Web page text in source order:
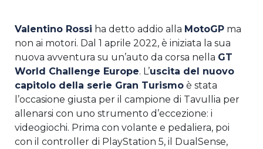
Valentino Rossi ha detto addio alla MotoGP ma
non ai motori. Dal 1 aprile 2022, è iniziata la sua
nuova avventura su un’auto da corsa nella GT
World Challenge Europe. L’uscita del nuovo
capitolo della serie Gran Turismo è stata
l’occasione giusta per il campione di Tavullia per
allenarsi con uno strumento d’eccezione: i
videogiochi. Prima con volante e pedaliera, poi
con il controller di PlayStation 5, il DualSense,